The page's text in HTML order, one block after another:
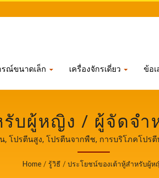
ณ์ขนาดเล็ก เครื่องจักรเดี่ยว ข้อ
บผู้หญิง / ผู้จัดจำ
ปีในไต้หวัน |
MACHINE CO.,
โปรตีนสูง, โปรตีนจากพืช, การบริโภคโปร
แบรนด์ของ Yung Soon Lih Food
กและประสบการณ์ระดับมืออาชีพในการผลิ
Home / รู้วิธี / ประโยชน์ของเต้าหู้สำหรับผู้ห